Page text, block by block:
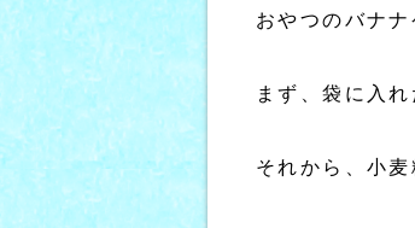
おやつのバナナ
まず、袋に入
それから、小